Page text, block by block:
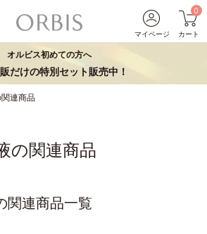
マイページ
0
カート
オルビス初めての方へ
だけの特別セット販売中！
連商品
の関連商品
関連商品一覧